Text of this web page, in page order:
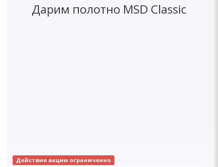
Дарим полотно MSD Classic
Действие акции ограниченно